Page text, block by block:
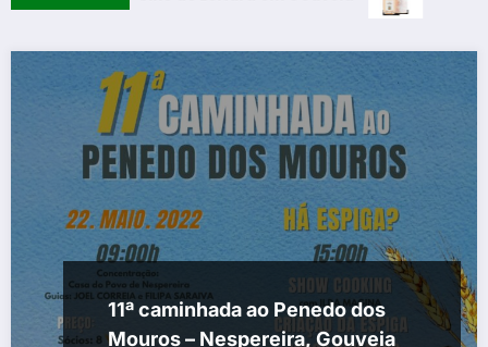
11ª caminhada ao Penedo dos
Mouros – Nespereira, Gouveia